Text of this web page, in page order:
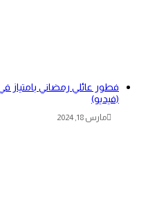
(فيديو)
مارس 18, 2024